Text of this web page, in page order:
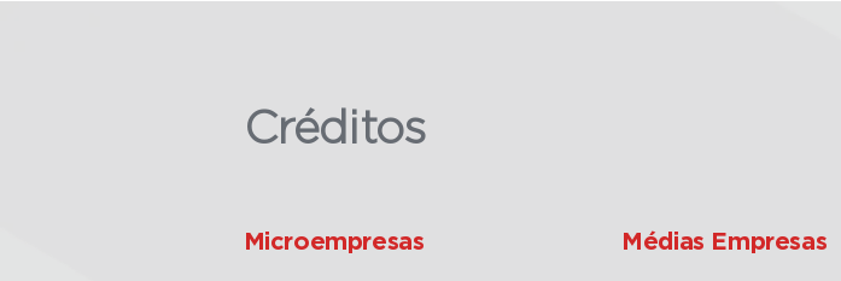
Créditos
Microempresas Médias Empresas